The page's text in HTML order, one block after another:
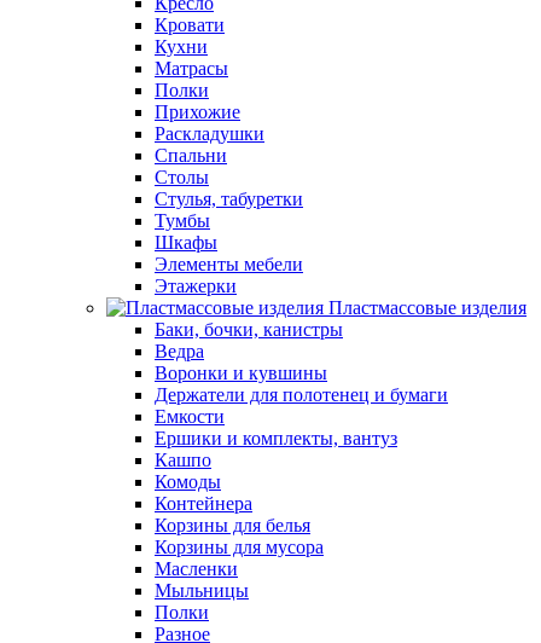
Кровати
Кухни
Матрасы
Полки
Прихожие
Раскладушки
Спальни
Столы
Стулья, табуретки
Тумбы
Шкафы
Элементы мебели
Этажерки
Пластмассовые изделия
Баки, бочки, канистры
Ведра
Воронки и кувшины
Держатели для полотенец и бумаги
Емкости
Ершики и комплекты, вантуз
Кашпо
Комоды
Контейнера
Корзины для белья
Корзины для мусора
Масленки
Мыльницы
Полки
Разное